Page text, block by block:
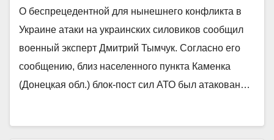
О беспрецедентной для нынешнего конфликта в
Украине атаки на украинских силовиков сообщил
военный эксперт Дмитрий Тымчук. Согласно его
сообщению, близ населенного пункта Каменка
(Донецкая обл.) блок-пост сил АТО был атакован…